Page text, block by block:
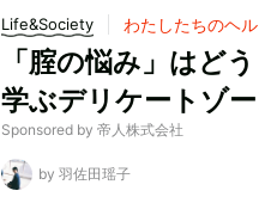
Life&Society わたしたちのヘ
「腟の悩み」はど
学ぶデリケートゾ
Sponsored by 帝人株式会社
by 羽佐田瑶子